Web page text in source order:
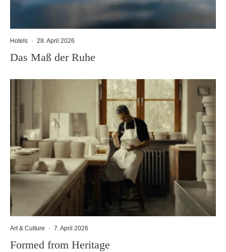
Hotels · 28. April 2026
Das Maß der Ruhe
Art & Culture · 7. April 2026
Formed from Heritage